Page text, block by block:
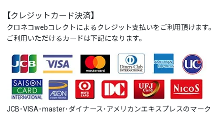
【クレジットカード決済】
クロネコwebコレクトによるクレジット支払いをご利用頂けます。
ご利用いただけるカードは下記になります。
JCB･VISA･master･ダイナース･アメリカンエキスプレスのマーク